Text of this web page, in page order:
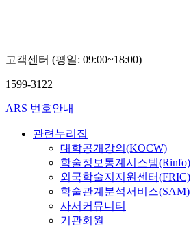
고객센터 (평일: 09:00~18:00)
1599-3122
ARS 번호안내
관련누리집
대학공개강의(KOCW)
학술정보통계시스템(Rinfo)
외국학술지지원센터(FRIC)
학술관계분석서비스(SAM)
사서커뮤니티
기관회원